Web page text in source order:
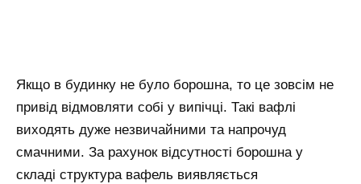
Якщо в будинку не було борошна, то це зовсім не
привід відмовляти собі у випічці. Такі вафлі
виходять дуже незвичайними та напрочуд
смачними. За рахунок відсутності борошна у
складі структура вафель виявляється